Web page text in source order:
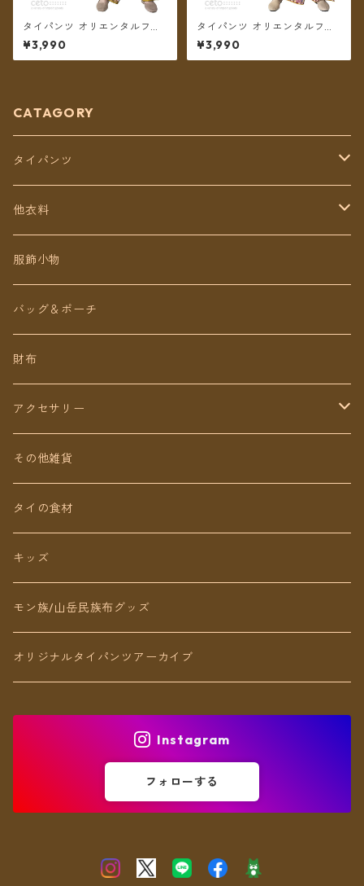
タイパンツ オリエンタルフラ
ワー 6カラー リゾパン No.4
ロング丈【メール便送料無
料】
¥3,990
タイパンツ オリエンタルフラ
ワー 6カラー リゾパン No.3
ロング丈【メール便送料無
料】
¥3,990
CATAGORY
タイパンツ
定番無地タイパンツ
チェトオリジナル
ロング丈
ミディアム丈
ショート丈
Baby&Kids
他衣料
トップス
ワンピース
パンツ
スカート
キッズ
服飾小物
バッグ＆ポーチ
財布
アクセサリー
ピアス（イヤリング）
ネックレス
リング
ブレスレット
アンクレット
その他雑貨
タイの食材
キッズ
モン族/山岳民族布グッズ
オリジナルタイパンツアーカイブ
Instagram
フォローする